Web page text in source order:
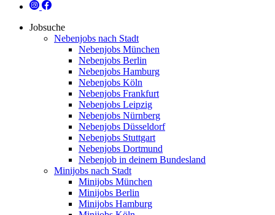
Jobsuche
Nebenjobs nach Stadt
Nebenjobs München
Nebenjobs Berlin
Nebenjobs Hamburg
Nebenjobs Köln
Nebenjobs Frankfurt
Nebenjobs Leipzig
Nebenjobs Nürnberg
Nebenjobs Düsseldorf
Nebenjobs Stuttgart
Nebenjobs Dortmund
Nebenjob in deinem Bundesland
Minijobs nach Stadt
Minijobs München
Minijobs Berlin
Minijobs Hamburg